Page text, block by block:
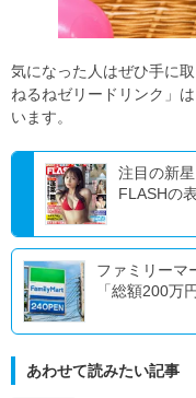
気になった人はぜひ手に
ねるねゼリードリンク」
います。
注目の新
FLASHの
ファミリーマ
「総額200万
あわせて読みたい記事